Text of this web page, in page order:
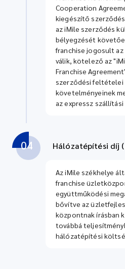
Cooperation
kiegészítő
az iMile szerződés
bélyegzését
franchise jogosult
válik, kötelező az
Franchise
szerződési feltételei
követelményeinek
az expressz
04 Hálózatépítési díj
Az iMile székhelye
franchise
együttműködési
bővítve az
központnak írásban
továbbá
hálózatépítési